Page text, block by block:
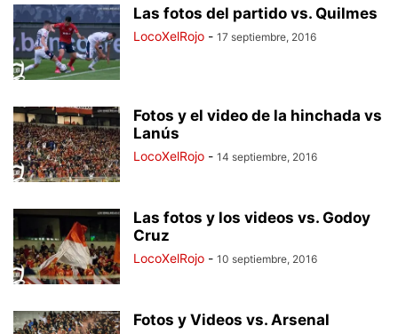
Las fotos del partido vs. Quilmes
LocoXelRojo - 17 septiembre, 2016
Fotos y el video de la hinchada vs
Lanús
LocoXelRojo - 14 septiembre, 2016
Las fotos y los videos vs. Godoy
Cruz
LocoXelRojo - 10 septiembre, 2016
Fotos y Videos vs. Arsenal